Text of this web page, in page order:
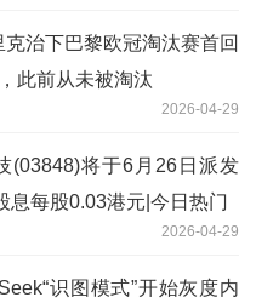
治下巴黎欧冠淘汰赛首回
此前从未被淘汰
2026-04-29
(03848)将于6月26日派发
息每股0.03港元|今日热门
2026-04-29
识图模式”开始灰度内